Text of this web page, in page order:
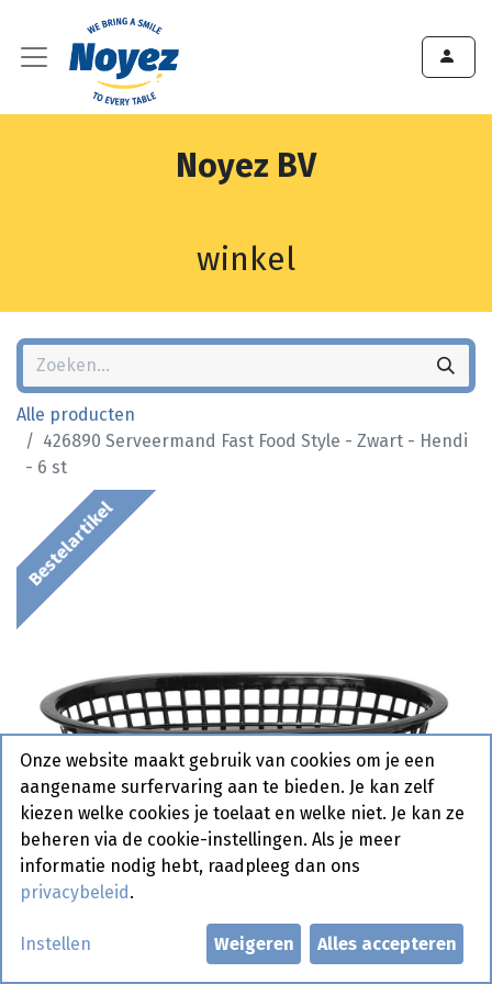
Noyez BV
winkel
Alle producten
426890 Serveermand Fast Food Style - Zwart - Hendi
- 6 st
Bestelartikel
426890 Serveermand Fast Food
Onze website maakt gebruik van cookies om je een
aangename surfervaring aan te bieden. Je kan zelf
kiezen welke cookies je toelaat en welke niet. Je kan ze
beheren via de cookie-instellingen. Als je meer
informatie nodig hebt, raadpleeg dan ons
privacybeleid .
Instellen Weigeren Alles accepteren